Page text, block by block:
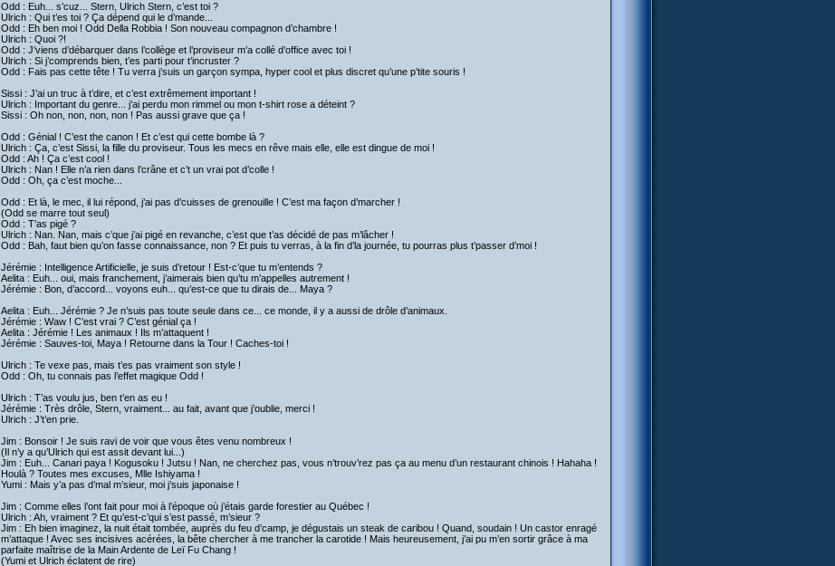
Odd : Euh... s’cuz... Stern, Ulrich Stern, c’est toi ?
Ulrich : Qui t’es toi ? Ça dépend qui le d’mande...
Odd : Eh ben moi ! Odd Della Robbia ! Son nouveau compagnon d’chambre !
Ulrich : Quoi ?!
Odd : J’viens d’débarquer dans l’collège et l’proviseur m’a collé d’office avec toi !
Ulrich : Si j’comprends bien, t’es parti pour t’incruster ?
Odd : Fais pas cette tête ! Tu verra j’suis un garçon sympa, hyper cool et plus discret qu’une p’tite souris !
Sissi : J’ai un truc à t’dire, et c’est extrêmement important !
Ulrich : Important du genre... j’ai perdu mon rimmel ou mon t-shirt rose a déteint ?
Sissi : Oh non, non, non, non ! Pas aussi grave que ça !
Odd : Génial ! C’est the canon ! Et c’est qui cette bombe là ?
Ulrich : Ça, c’est Sissi, la fille du proviseur. Tous les mecs en rêve mais elle, elle est dingue de moi !
Odd : Ah ! Ça c’est cool !
Ulrich : Nan ! Elle n’a rien dans l’crâne et c’t un vrai pot d’colle !
Odd : Oh, ça c’est moche...
Odd : Et là, le mec, il lui répond, j’ai pas d’cuisses de grenouille ! C’est ma façon d’marcher !
(Odd se marre tout seul)
Odd : T’as pigé ?
Ulrich : Nan. Nan, mais c’que j’ai pigé en revanche, c’est que t’as décidé de pas m’lâcher !
Odd : Bah, faut bien qu’on fasse connaissance, non ? Et puis tu verras, à la fin d’la journée, tu pourras plus t’passer d’moi !
Jérémie : Intelligence Artificielle, je suis d’retour ! Est-c’que tu m’entends ?
Aelita : Euh... oui, mais franchement, j’aimerais bien qu’tu m’appelles autrement !
Jérémie : Bon, d’accord... voyons euh... qu’est-ce que tu dirais de... Maya ?
Aelita : Euh... Jérémie ? Je n’suis pas toute seule dans ce... ce monde, il y a aussi de drôle d’animaux.
Jérémie : Waw ! C’est vrai ? C’est génial ça !
Aelita : Jérémie ! Les animaux ! Ils m’attaquent !
Jérémie : Sauves-toi, Maya ! Retourne dans la Tour ! Caches-toi !
Ulrich : Te vexe pas, mais t’es pas vraiment son style !
Odd : Oh, tu connais pas l’effet magique Odd !
Ulrich : T’as voulu jus, ben t’en as eu !
Jérémie : Très drôle, Stern, vraiment... au fait, avant que j’oublie, merci !
Ulrich : J’t’en prie.
Jim : Bonsoir ! Je suis ravi de voir que vous êtes venu nombreux !
(Il n’y a qu’Ulrich qui est assit devant lui...)
Jim : Euh... Canari paya ! Kogusoku ! Jutsu ! Nan, ne cherchez pas, vous n’trouv’rez pas ça au menu d’un restaurant chinois ! Hahaha !
Houlà ? Toutes mes excuses, Mlle Ishiyama !
Yumi : Mais y’a pas d’mal m’sieur, moi j’suis japonaise !
Jim : Comme elles l’ont fait pour moi à l’époque où j’étais garde forestier au Québec !
Ulrich : Ah, vraiment ? Et qu’est-c’qui s’est passé, m’sieur ?
Jim : Eh bien imaginez, la nuit était tombée, auprès du feu d’camp, je dégustais un steak de caribou ! Quand, soudain ! Un castor enragé
m’attaque ! Avec ses incisives acérées, la bête chercher à me trancher la carotide ! Mais heureusement, j’ai pu m’en sortir grâce à ma
parfaite maîtrise de la Main Ardente de Leï Fu Chang !
(Yumi et Ulrich éclatent de rire)